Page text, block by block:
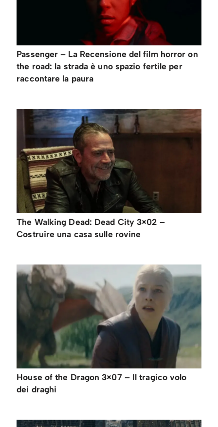
Passenger – La Recensione del film horror on
the road: la strada è uno spazio fertile per
raccontare la paura
The Walking Dead: Dead City 3×02 –
Costruire una casa sulle rovine
House of the Dragon 3×07 – Il tragico volo
dei draghi